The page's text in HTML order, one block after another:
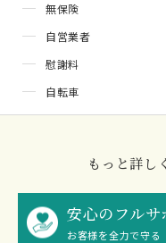
無保険
自営業者
慰謝料
自転車
もっと詳し
安心のフルサ
お客様を全力で守る